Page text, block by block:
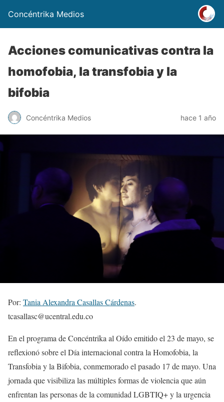
Concéntrika Medios
Acciones comunicativas contra la
homofobia, la transfobia y la
bifobia
Concéntrika Medios hace 1 año
Por: Tania Alexandra Casallas Cárdenas.
tcasallasc@ucentral.edu.co
En el programa de Concéntrika al Oído emitido el 23 de mayo, se
reflexionó sobre el Día internacional contra la Homofobia, la
Transfobia y la Bifobia, conmemorado el pasado 17 de mayo. Una
jornada que visibiliza las múltiples formas de violencia que aún
enfrentan las personas de la comunidad LGBTIQ+ y la urgencia